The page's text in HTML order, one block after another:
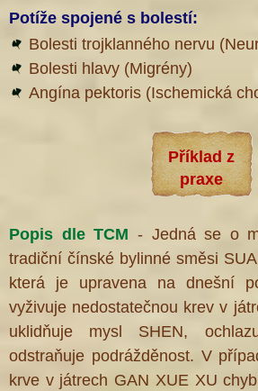
Potíže spojené s bolestí:
Bolesti trojklanného nervu
Bolesti hlavy (Migrény)
Angína pektoris (Ischemická
Příklad z
praxe
Popis dle TCM - Jedná se o
tradiční čínské bylinné směsi
která je upravena na dnešní
vyživuje nedostatečnou krev v
uklidňuje mysl SHEN,
odstraňuje podrážděnost. V
krve v játrech GAN XUE XU